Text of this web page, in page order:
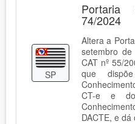
SP
Portaria
74/2024
Altera a
setembro
CAT nº 55/
que
CT-e e do
DACTE, e